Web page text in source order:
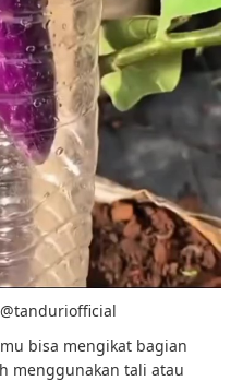
bisa mengikat bagian
menggunakan tali atau